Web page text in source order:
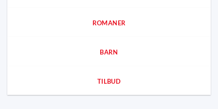
ROMANER
BARN
TILBUD